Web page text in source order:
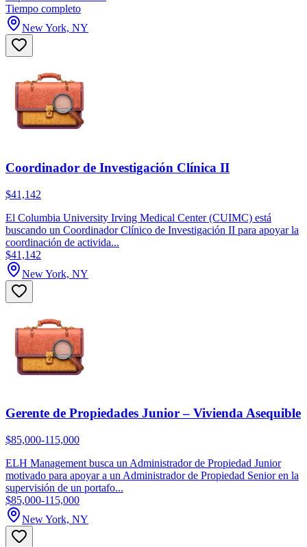
Tiempo completo
New York, NY
Coordinador de Investigación Clínica II
$41,142
El Columbia University Irving Medical Center (CUIMC) está
buscando un Coordinador Clínico de Investigación II para apoyar la
coordinación de activida...
$41,142
New York, NY
Gerente de Propiedades Junior – Vivienda Asequible
$85,000-115,000
ELH Management busca un Administrador de Propiedad Junior
motivado para apoyar a un Administrador de Propiedad Senior en la
supervisión de un portafo...
$85,000-115,000
New York, NY